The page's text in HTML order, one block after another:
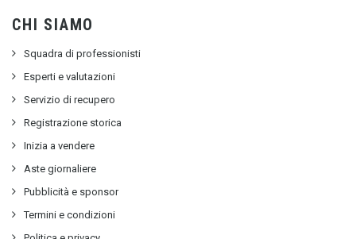
CHI SIAMO
Squadra di professionisti
Esperti e valutazioni
Servizio di recupero
Registrazione storica
Inizia a vendere
Aste giornaliere
Pubblicità e sponsor
Termini e condizioni